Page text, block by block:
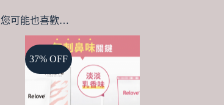
您可能也喜歡…
37% OFF